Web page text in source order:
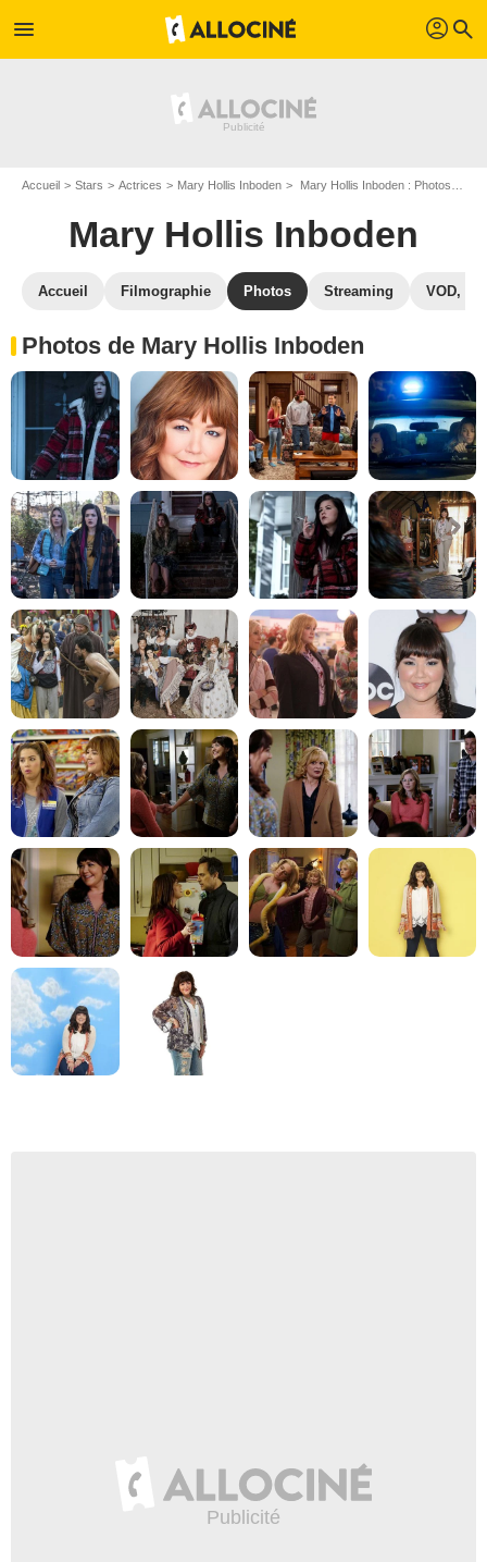
menu profil search
Accueil Stars Actrices Mary Hollis Inboden Mary Hollis Inboden : Photos de ses films et séries
Mary Hollis Inboden
Accueil Filmographie Photos Streaming VOD,
Photos de Mary Hollis Inboden